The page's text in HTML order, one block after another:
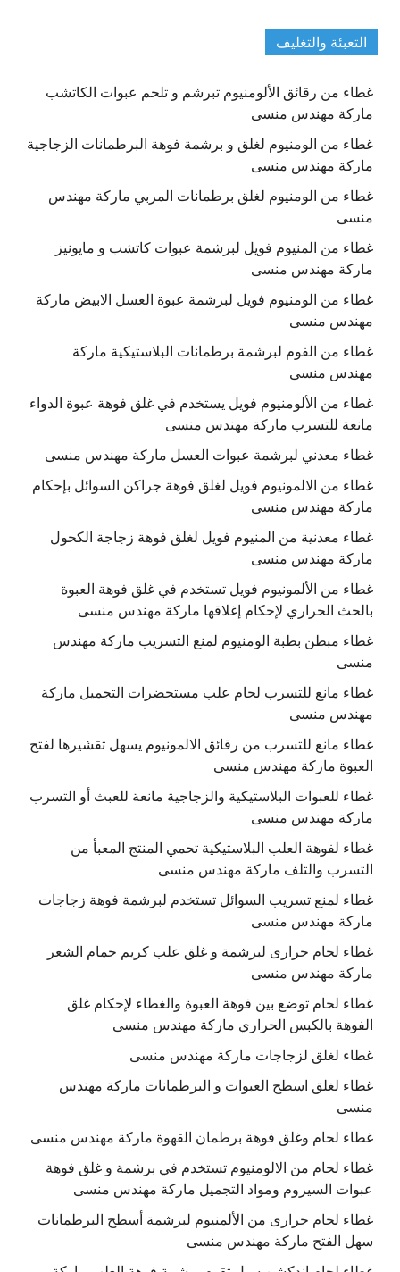
التعبئة والتغليف
غطاء من رقائق الألومنيوم تبرشم و تلحم عبوات الكاتشب
ماركة مهندس منسى
غطاء من الومنيوم لغلق و برشمة فوهة البرطمانات الزجاجية
ماركة مهندس منسى
غطاء من الومنيوم لغلق برطمانات المربي ماركة مهندس
منسى
غطاء من المنيوم فويل لبرشمة عبوات كاتشب و مايونيز
ماركة مهندس منسى
غطاء من الومنيوم فويل لبرشمة عبوة العسل الابيض ماركة
مهندس منسى
غطاء من الفوم لبرشمة برطمانات البلاستيكية ماركة
مهندس منسى
غطاء من الألومنيوم فويل يستخدم في غلق فوهة عبوة الدواء
مانعة للتسرب ماركة مهندس منسى
غطاء معدني لبرشمة عبوات العسل ماركة مهندس منسى
غطاء من الالمونيوم فويل لغلق فوهة جراكن السوائل بإحكام
ماركة مهندس منسى
غطاء معدنية من المنيوم فويل لغلق فوهة زجاجة الكحول
ماركة مهندس منسى
غطاء من الألمونيوم فويل تستخدم في غلق فوهة العبوة
بالحث الحراري لإحكام إغلاقها ماركة مهندس منسى
غطاء مبطن بطبة الومنيوم لمنع التسريب ماركة مهندس
منسى
غطاء مانع للتسرب لحام علب مستحضرات التجميل ماركة
مهندس منسى
غطاء مانع للتسرب من رقائق الالمونيوم يسهل تقشيرها لفتح
العبوة ماركة مهندس منسى
غطاء للعبوات البلاستيكية والزجاجية مانعة للعبث أو التسرب
ماركة مهندس منسى
غطاء لفوهة العلب البلاستيكية تحمي المنتج المعبأ من
التسرب والتلف ماركة مهندس منسى
غطاء لمنع تسريب السوائل تستخدم لبرشمة فوهة زجاجات
ماركة مهندس منسى
غطاء لحام حرارى لبرشمة و غلق علب كريم حمام الشعر
ماركة مهندس منسى
غطاء لحام توضع بين فوهة العبوة والغطاء لإحكام غلق
الفوهة بالكبس الحراري ماركة مهندس منسى
غطاء لغلق لزجاجات ماركة مهندس منسى
غطاء لغلق اسطح العبوات و البرطمانات ماركة مهندس
منسى
غطاء لحام وغلق فوهة برطمان القهوة ماركة مهندس منسى
غطاء لحام من الالومنيوم تستخدم في برشمة و غلق فوهة
عبوات السيروم ومواد التجميل ماركة مهندس منسى
غطاء لحام حرارى من الألمنيوم لبرشمة أسطح البرطمانات
سهل الفتح ماركة مهندس منسى